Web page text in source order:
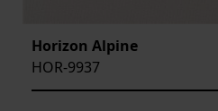
Horizon Alpine
HOR-9937